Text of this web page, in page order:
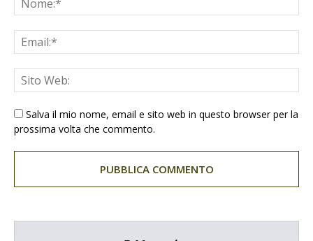
Salva il mio nome, email e sito web in questo browser per la
prossima volta che commento.